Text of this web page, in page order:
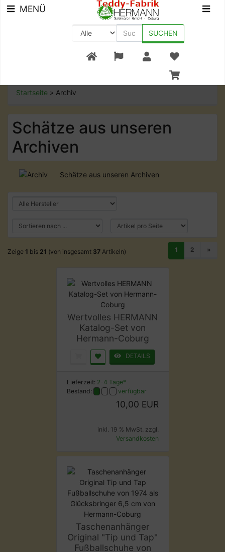
+49 (0) 9561-8590-0
MENÜ
SUCHEN
Startseite » Archiv
Schätze aus unseren
Archiven
Schätze aus unseren Archiven
Zeige 1 bis 21 (von insgesamt 37 Artikeln) 1 2 »
Wertvolles HERMANN
Katalog-Set von
Hermann-Coburg
DETAILS
Lieferzeit: 2-4 Tage*
Bestand:
verfügbar
10,00 EUR
inkl. 19 % MwSt. zzgl.
Versandkosten
Taschenanhänger
Original "Tip und Tap"
Fußballschuhe von